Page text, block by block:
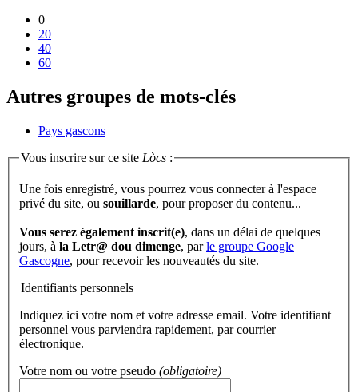
0
20
40
60
Autres groupes de mots-clés
Pays gascons
Vous inscrire sur ce site Lòcs :
Une fois enregistré, vous pourrez vous connecter à l'espace
privé du site, ou souillarde , pour proposer du contenu...
Vous serez également inscrit(e), dans un délai de quelques
jours, à la Letr@ dou dimenge, parle groupe Google
Gascogne, pour recevoir les nouveautés du site.
Identifiants personnels
Indiquez ici votre nom et votre adresse email. Votre identifiant
personnel vous parviendra rapidement, par courrier
électronique.
Votre nom ou votre pseudo (obligatoire)